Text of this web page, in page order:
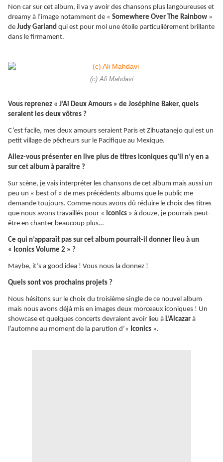
Non car sur cet album, il va y avoir des chansons plus langoureuses et
dreamy à l’image notamment de « Somewhere Over The Rainbow »
de Judy Garland qui est pour moi une étoile particulièrement brillante
dans le firmament.
(c) Ali Mahdavi
Vous reprenez « J’Ai Deux Amours » de Joséphine Baker, quels
seraient les deux vôtres ?
C’est facile, mes deux amours seraient Paris et Zihuatanejo qui est un
petit village de pêcheurs sur le Pacifique au Mexique.
Allez-vous présenter en live plus de titres iconiques qu’il n’y en a
sur cet album à paraître ?
Sur scène, je vais interpréter les chansons de cet album mais aussi un
peu un « best of » de mes précédents albums que le public me
demande toujours. Comme nous avons dû réduire le choix des titres
que nous avons travaillés pour « Iconics » à douze, je pourrais peut-
être en chanter beaucoup plus…
Ce qui n’apparaît pas sur cet album pourrait-il donner lieu à un
« Iconics Volume 2 » ?
Maybe, it’s a good idea ! Vous nous la donnez !
Quels sont vos prochains projets ?
Nous hésitons sur le choix du troisième single de ce nouvel album
mais nous avons déjà mis en images deux morceaux iconiques ! Un
showcase et quelques concerts devraient avoir lieu à L’Alcazar à
l’automne au moment de la parution d’« Iconics ».